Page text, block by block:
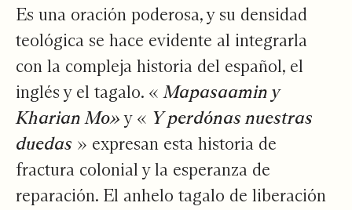
Es una oración poderosa, y su densidad
teológica se hace evidente al integrarla
con la compleja historia del español, el
inglés y el tagalo. «Mapasaamin y
Kharian Mo»y « Y perdónas nuestras
duedas » expresan esta historia de
fractura colonial y la esperanza de
reparación. El anhelo tagalo de liberación